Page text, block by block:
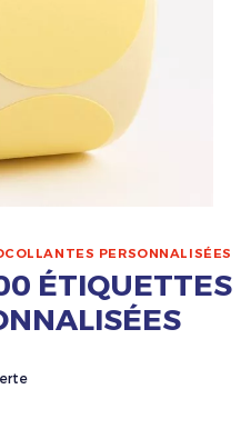
PERSONNALISÉES
ÉTIQUETTES